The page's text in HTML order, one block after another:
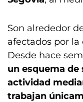
Son alrededor
afectados por
Desde hace
un esquema
actividad
trabajan